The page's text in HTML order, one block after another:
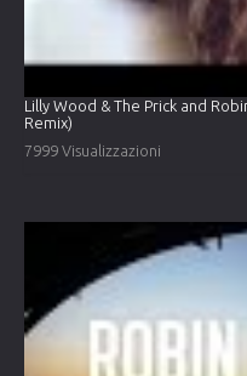
Lilly Wood & The Prick and
Remix)
7999 Visualizzazioni